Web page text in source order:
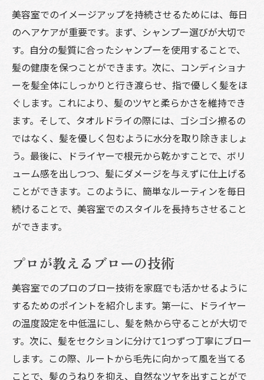
美容室でのイメージアップを持続させるためには、毎日
のヘアケアが重要です。まず、シャンプー選びが大切で
す。自分の髪質に合ったシャンプーを使用することで、
髪の健康を保つことができます。次に、コンディショナ
ーを髪全体にしっかりと行き渡らせ、指で優しく髪をほ
ぐします。これにより、髪のツヤと柔らかさを維持でき
ます。そして、タオルドライの際には、ゴシゴシ擦るの
ではなく、髪を優しく包むように水分を取り除きましょ
う。最後に、ドライヤーで根元から乾かすことで、ボリ
ューム感を出しつつ、髪にダメージを与えずに仕上げる
ことができます。このように、簡単なルーティンを毎日
続けることで、美容室でのスタイルを長持ちさせること
ができます。
プロが教えるブローの技術
美容室でのプロのブロー技術を家庭でも活かせるように
するためのポイントを紹介します。第一に、ドライヤー
の温度設定を中低温にし、髪を熱から守ることが大切で
す。次に、髪をセクションに分けて1つずつ丁寧にブロー
します。この際、ルートから毛先に向かって風を当てる
ことで、髪のうねりを抑え、自然なツヤを出すことがで